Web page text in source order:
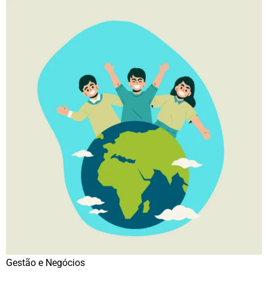
Gestão e Negócios